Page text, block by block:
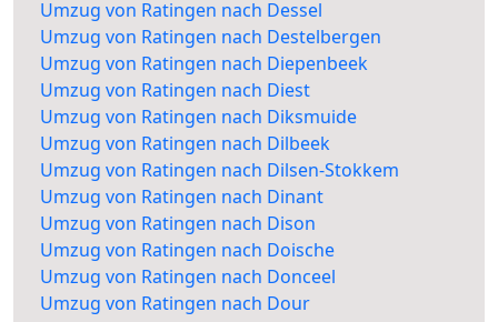
Umzug von Ratingen nach Dessel
Umzug von Ratingen nach Destelbergen
Umzug von Ratingen nach Diepenbeek
Umzug von Ratingen nach Diest
Umzug von Ratingen nach Diksmuide
Umzug von Ratingen nach Dilbeek
Umzug von Ratingen nach Dilsen-Stokkem
Umzug von Ratingen nach Dinant
Umzug von Ratingen nach Dison
Umzug von Ratingen nach Doische
Umzug von Ratingen nach Donceel
Umzug von Ratingen nach Dour